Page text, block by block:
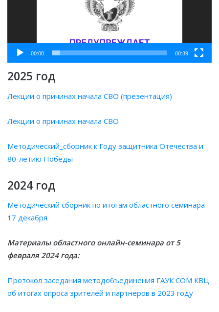
00:00 00:39
2025 год
Лекции о причинах начала СВО (презентация)
Лекции о причинах начала СВО
Методический_сборник к Году защитника Отечества и
80-летию Победы
2024 год
Методический сборник по итогам областного семинара
17 декабря
Материалы областного онлайн-семинара от 5
февраля 2024 года:
Протокол заседания методобъединения ГАУК СОМ КВЦ
об итогах опроса зрителей и партнеров в 2023 году